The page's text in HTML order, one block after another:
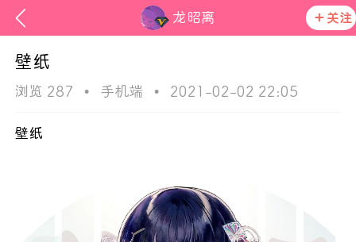
龙昭离 关注
壁纸
浏览 287 • 手机端 • 2021-02-02 22:05
壁纸